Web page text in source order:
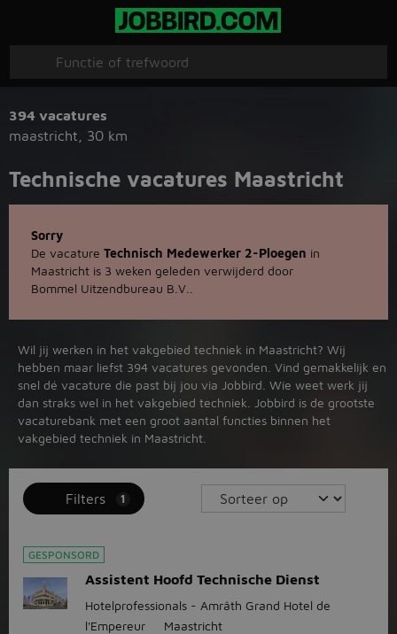
394 vacatures
maastricht
30 km
Technische vacatures Maastricht
Sorry
De vacature Technisch Medewerker 2-Ploegen in
Maastricht is 3 weken geleden verwijderd door
Bommel Uitzendbureau B.V..
Wil jij werken in het vakgebied techniek in Maastricht? Wij
hebben maar liefst 394 vacatures gevonden. Vind gemakkelijk en
snel dé vacature die past bij jou via Jobbird. Wie weet werk jij
dan straks wel in het vakgebied techniek. Jobbird is de grootste
vacaturebank met een groot aantal functies binnen het
vakgebied techniek in Maastricht.
Filters 1
GESPONSORD
Assistent Hoofd Technische Dienst
Hotelprofessionals - Amrâth Grand Hotel de
l'Empereur
Maastricht